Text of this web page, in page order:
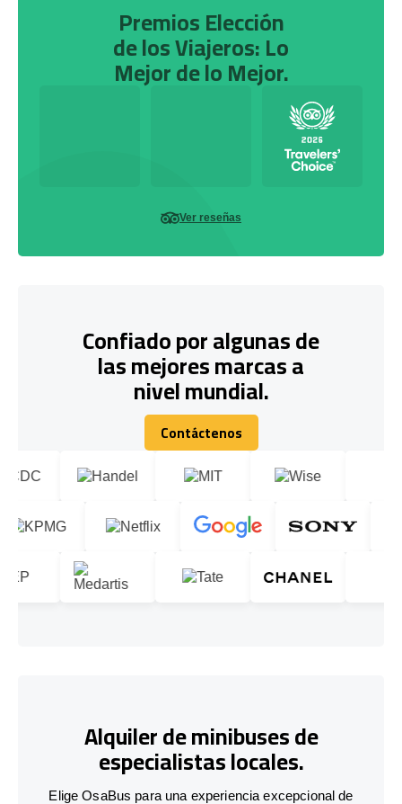
Premios Elección
de los Viajeros: Lo
Mejor de lo Mejor.
Ver reseñas
Confiado por algunas de
las mejores marcas a
nivel mundial.
Contáctenos
Contáctenos
Alquiler de minibuses de
especialistas locales.
Elige OsaBus para una experiencia excepcional de